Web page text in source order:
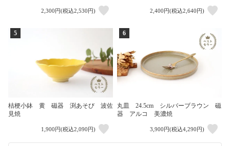
2,300円(税込2,530円) 2,400円(税込2,640円)
5
桔梗小鉢 黄 磁器 渕あそび 波佐
見焼
1,900円(税込2,090円)
6
丸皿 24.5cm シルバーブラウン 磁
器 アルコ 美濃焼
3,900円(税込4,290円)